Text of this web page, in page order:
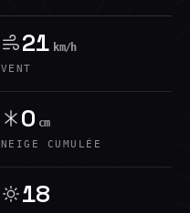
21 km/h
VENT
0 cm
NEIGE CUMULÉE
18